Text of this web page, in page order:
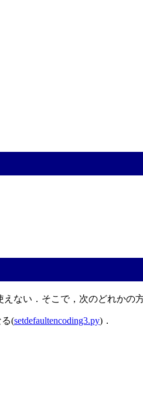
ない．そこで，次のどれかの
る(setdefaultencoding3.py)．